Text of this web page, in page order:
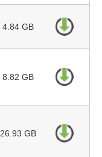
4.84 GB
8.82 GB
26.93 GB